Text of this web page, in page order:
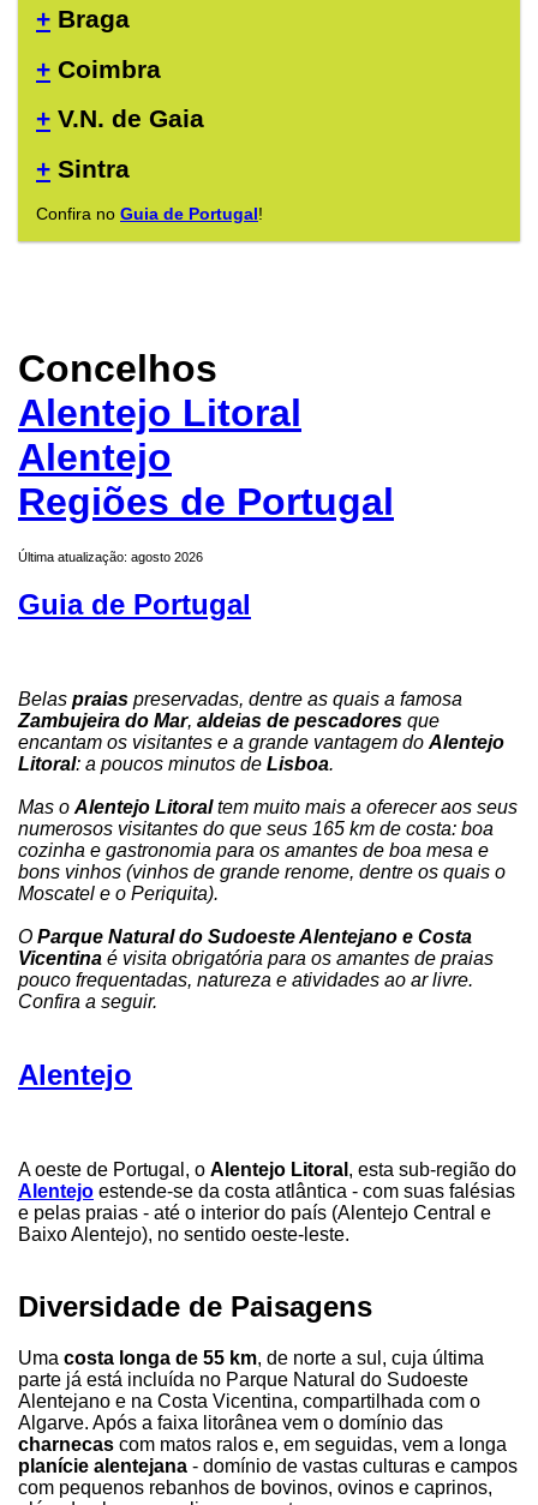
+ Braga
+ Coimbra
+ V.N. de Gaia
+ Sintra
Confira no Guia de Portugal!
Concelhos
Alentejo Litoral
Alentejo
Regiões de Portugal
Última atualização: agosto 2026
Guia de Portugal
Belas praias preservadas, dentre as quais a famosa
Zambujeira do Mar, aldeias de pescadores que
encantam os visitantes e a grande vantagem do Alentejo
Litoral: a poucos minutos de Lisboa.
Mas o Alentejo Litoraltem muito mais a oferecer aos seus
numerosos visitantes do que seus 165 km de costa: boa
cozinha e gastronomia para os amantes de boa mesa e
bons vinhos (vinhos de grande renome, dentre os quais o
Moscatel e o Periquita).
O Parque Natural do Sudoeste Alentejano e Costa
Vicentina é visita obrigatória para os amantes de praias
pouco frequentadas, natureza e atividades ao ar livre.
Confira a seguir.
Alentejo
A oeste de Portugal, o Alentejo Litoral , esta sub-região do
Alentejo estende-se da costa atlântica - com suas falésias
e pelas praias - até o interior do país (Alentejo Central e
Baixo Alentejo), no sentido oeste-leste.
Diversidade de Paisagens
Uma costa longa de 55 km, de norte a sul, cuja última
parte já está incluída no Parque Natural do Sudoeste
Alentejano e na Costa Vicentina, compartilhada com o
Algarve. Após a faixa litorânea vem o domínio das
charnecas com matos ralos e, em seguidas, vem a longa
planície alentejana - domínio de vastas culturas e campos
com pequenos rebanhos de bovinos, ovinos e caprinos,